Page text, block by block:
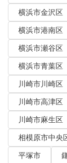
横浜市金沢区
横浜市港南区
横浜市瀬谷区
横浜市青葉区
川崎市川崎区
川崎市高津区
川崎市麻生区
相模原市中央
平塚市